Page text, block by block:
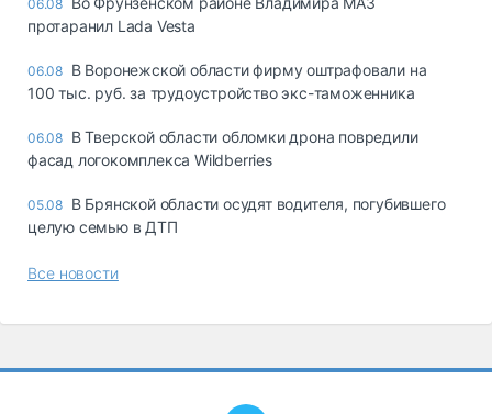
06.08
протаранил Lada Vesta
06.08 В Воронежской области фирму оштрафовали на
100 тыс. руб. за трудоустройство экс-таможенника
06.08 В Тверской области обломки дрона повредили
фасад логокомплекса Wildberries
05.08 В Брянской области осудят водителя, погубившего
целую семью в ДТП
Все новости